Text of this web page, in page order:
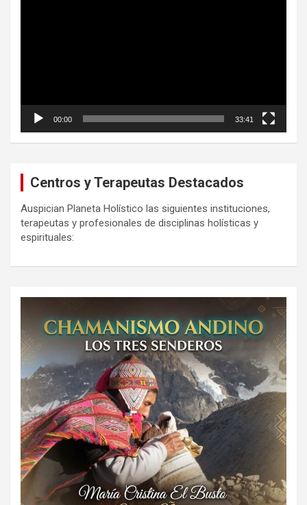
00:00 33:41
Centros y Terapeutas Destacados
Auspician Planeta Holístico las siguientes instituciones,
terapeutas y profesionales de disciplinas holísticas y
espirituales: